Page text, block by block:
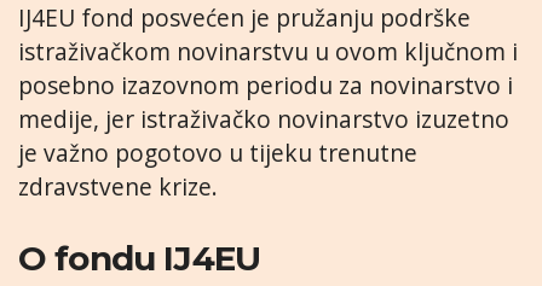
IJ4EU fond posvećen je pružanju podrške
istraživačkom novinarstvu u ovom ključnom i
posebno izazovnom periodu za novinarstvo i
medije, jer istraživačko novinarstvo izuzetno
je važno pogotovo u tijeku trenutne
zdravstvene krize.
O fondu IJ4EU